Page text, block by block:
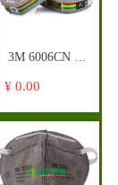
3M 6006CN 多
用气体/ 蒸气滤
¥ 0.00